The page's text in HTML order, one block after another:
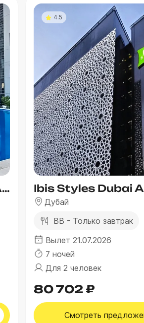
Hampton By Hilton Dubai Airport
4.5
Ibis Styles Dubai
Дубай
BB - Только завтрак
Вылет 21.07.2026
7 ночей
Для 2 человек
80 702 ₽
Смотреть